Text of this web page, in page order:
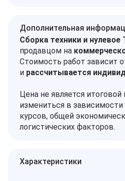
Дополнительная
Сборка техники и нулевое
продавцом на
Стоимость работ зависит
и рассчитывается
Цена не является
измениться в
курсов, общей
логистических факторов.
Характеристики